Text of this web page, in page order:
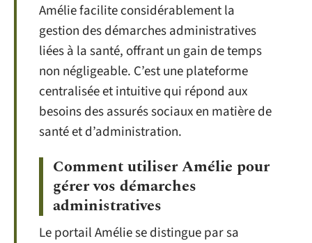
Amélie facilite considérablement la
gestion des démarches administratives
liées à la santé, offrant un gain de temps
non négligeable. C’est une plateforme
centralisée et intuitive qui répond aux
besoins des assurés sociaux en matière de
santé et d’administration.
Comment utiliser Amélie pour
gérer vos démarches
administratives
Le portail Amélie se distingue par sa